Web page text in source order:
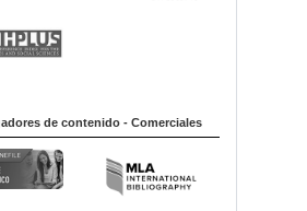
de contenido - Comerciales